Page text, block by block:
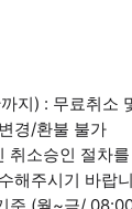
지) : 무료취소
경/환불 불가
취소승인 절차
해주시기 바랍